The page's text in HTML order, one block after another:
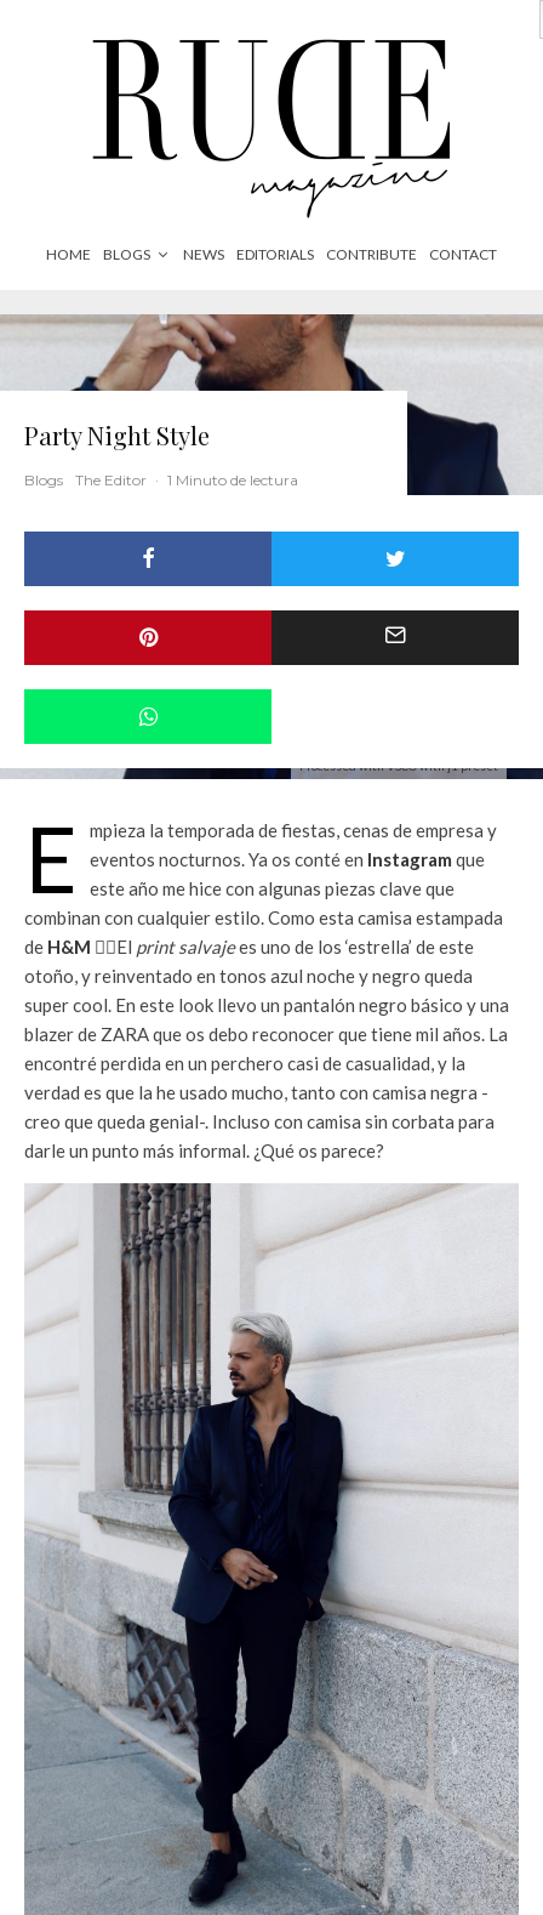
HOME BLOGS NEWS EDITORIALS CONTRIBUTE CONTACT
Processed with VSCO with j1 preset
Party Night Style
Blogs The Editor · 1 Minuto de lectura
E
mpieza la temporada de fiestas, cenas de empresa y
eventos nocturnos. Ya os conté en Instagram que
este año me hice con algunas piezas clave que
combinan con cualquier estilo. Como esta camisa estampada
de H&M 👌🏽El print salvajees uno de los ‘estrella’ de este
otoño, y reinventado en tonos azul noche y negro queda
super cool. En este look llevo un pantalón negro básico y una
blazer de ZARA que os debo reconocer que tiene mil años. La
encontré perdida en un perchero casi de casualidad, y la
verdad es que la he usado mucho, tanto con camisa negra -
creo que queda genial-. Incluso con camisa sin corbata para
darle un punto más informal. ¿Qué os parece?